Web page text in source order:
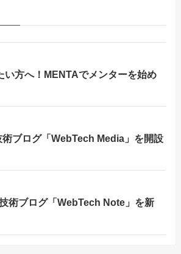
い方へ！MENTAでメンターを始め
ブログ「WebTech Media」を開設
術ブログ「WebTech Note」を新